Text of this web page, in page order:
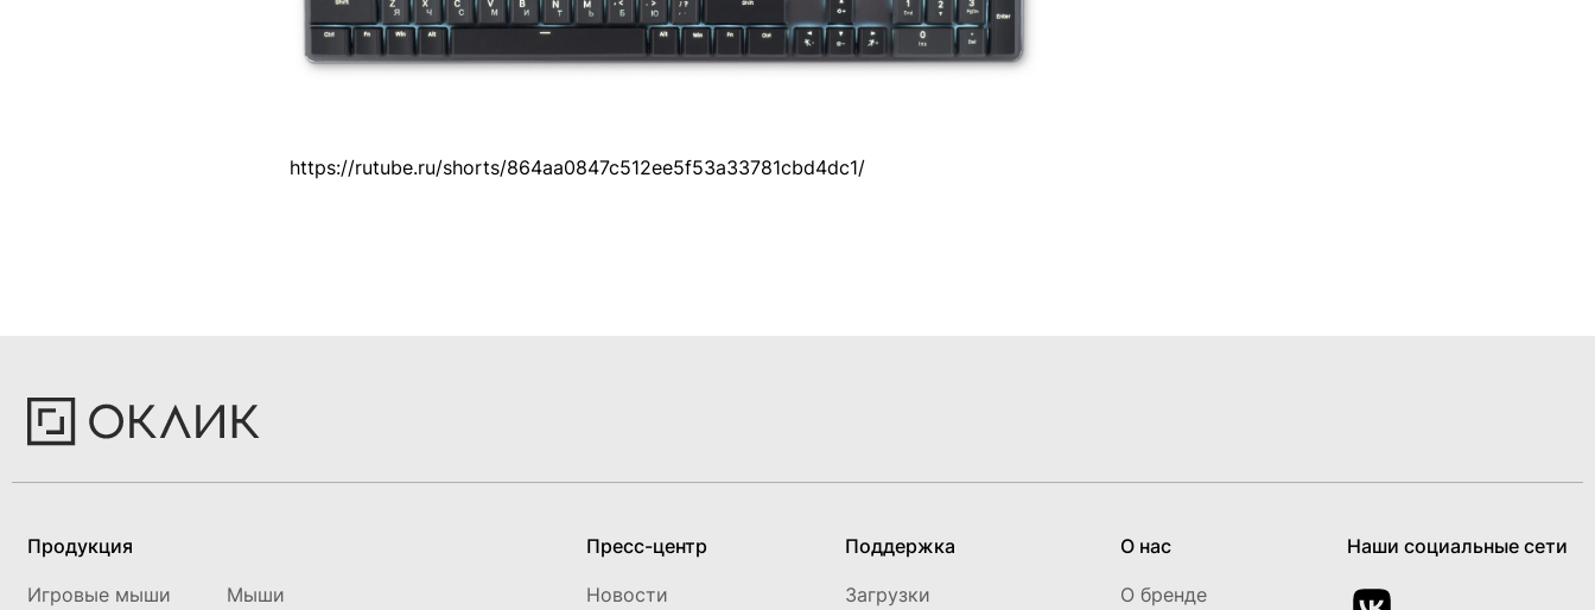
https://rutube.ru/shorts/864aa0847c512ee5f53a33781cbd4dc1/
Продукция
Игровые мыши
Мыши
Пресс-центр
Новости
Поддержка
Загрузки
О нас
О бренде
Наши социальные сети